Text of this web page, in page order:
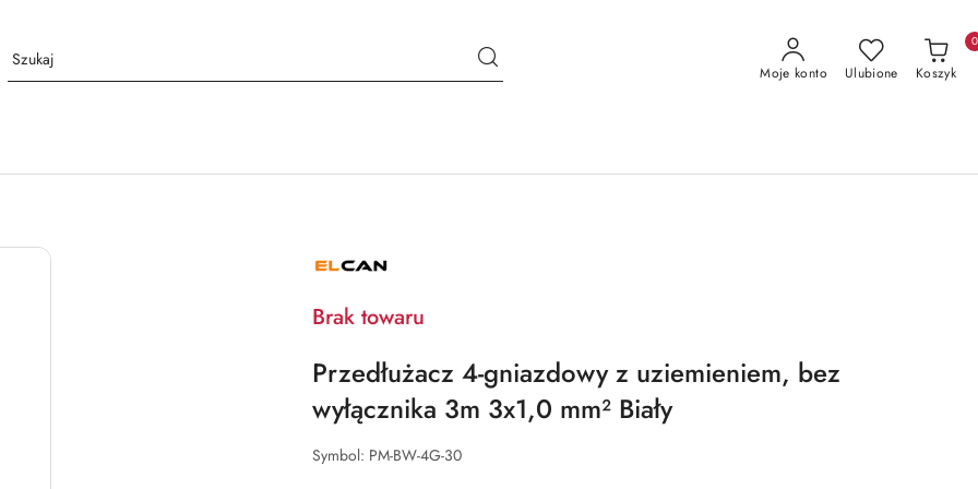
Moje konto Ulubione Koszyk
0
PRODUCENTA:
Brak towaru
Przedłużacz 4-gniazdowy z uziemieniem, bez
wyłącznika 3m 3x1,0 mm² Biały
Symbol: PM-BW-4G-30